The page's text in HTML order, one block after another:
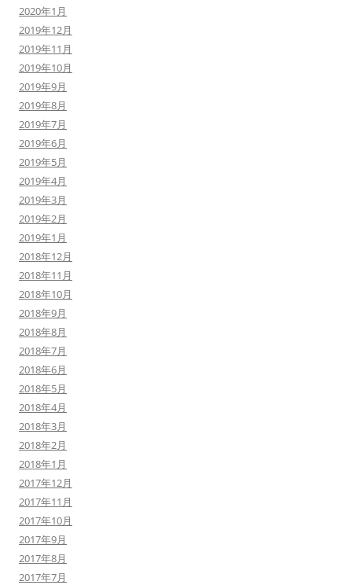
2020年1月
2019年12月
2019年11月
2019年10月
2019年9月
2019年8月
2019年7月
2019年6月
2019年5月
2019年4月
2019年3月
2019年2月
2019年1月
2018年12月
2018年11月
2018年10月
2018年9月
2018年8月
2018年7月
2018年6月
2018年5月
2018年4月
2018年3月
2018年2月
2018年1月
2017年12月
2017年11月
2017年10月
2017年9月
2017年8月
2017年7月